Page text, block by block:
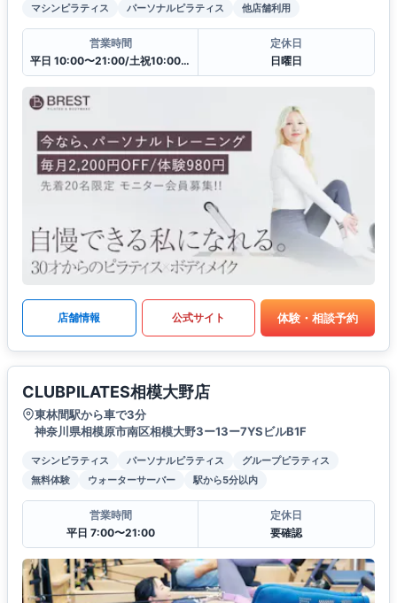
マシンピラティス パーソナルピラティス 他店舗利用
営業時間
平日 10:00〜21:00/土祝10:00〜19:30
定休日
日曜日
店舗情報 公式サイト 体験・相談予約
CLUBPILATES相模大野店
東林間駅から車で3分
神奈川県相模原市南区相模大野3ー13ー7YSビルB1F
マシンピラティス パーソナルピラティス
グループピラティス
無料体験
ウォーターサーバー 駅から5分以内
営業時間
平日 7:00〜21:00
定休日
要確認